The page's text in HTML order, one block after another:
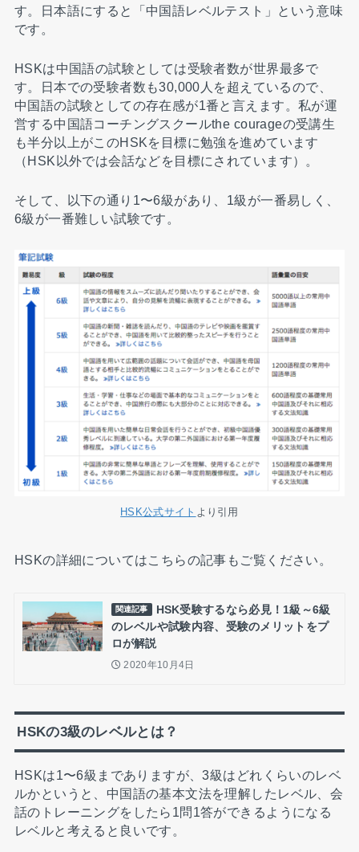
す。日本語にすると「中国語レベルテスト」という意味
です。
HSKは中国語の試験としては受験者数が世界最多で
す。日本での受験者数も30,000人を超えているので、
中国語の試験としての存在感が1番と言えます。私が運
営する中国語コーチングスクールthe courageの受講生
も半分以上がこのHSKを目標に勉強を進めています
（HSK以外では会話などを目標にされています）。
そして、以下の通り1〜6級があり、1級が一番易しく、
6級が一番難しい試験です。
HSK公式サイト より引用
HSKの詳細についてはこちらの記事もご覧ください。
関連記事
HSK受験するなら必見！1級～6級
のレベルや試験内容、受験のメリットをプ
ロが解説
2020年10月4日
HSKの3級のレベルとは？
HSKは1〜6級までありますが、3級はどれくらいのレベ
ルかというと、中国語の基本文法を理解したレベル、会
話のトレーニングをしたら1問1答ができるようになる
レベルと考えると良いです。